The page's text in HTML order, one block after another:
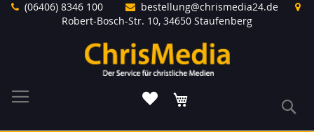
Direkt(06406) 8346 100
bestellung@chrismedia24.de
Robert-Bosch-Str. 10, 34650 Staufenberg